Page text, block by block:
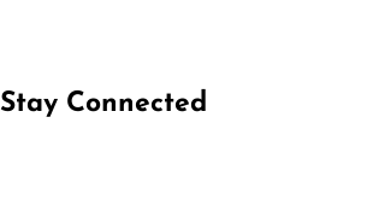
Stay Connected